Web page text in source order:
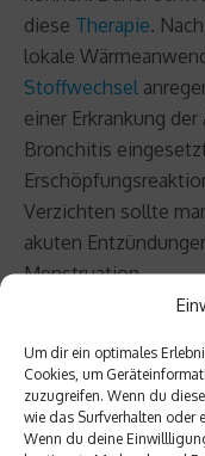
Um dir ein optimales
Cookies, um
zuzugreifen. Wenn du
wie das Surfverhalten oder
Wenn du deine
diese Therapie.
lokale
Stoffwechsel
einer Erkrankung
Bronchitis
Verzichten sollte
akuten
Menstruation.
wissenschaftlich
Menschen
China setzt man vor